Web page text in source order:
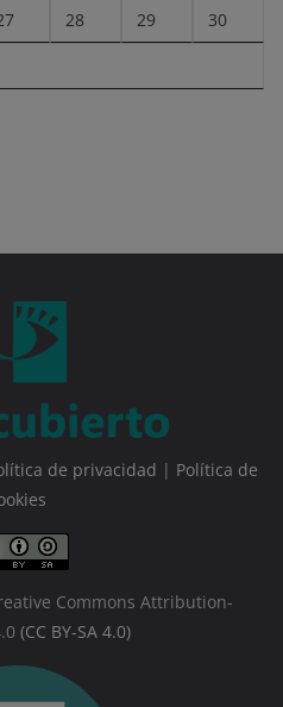
28 29 30
de privacidad | Política de
Commons Attribution-
(CC BY-SA 4.0)